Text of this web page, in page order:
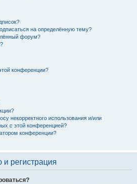
на определённую тему?
форум?
конференции?
некорректного использования и/или
с этой конференцией?
конференции?
регистрация